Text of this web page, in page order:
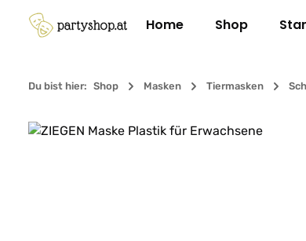
Hauptinhalt springen
Zur Suche springen
Zur Hauptnavigation springen
Home Shop
Du bist hier: Shop Masken Tiermasken
Bildergalerie überspringen